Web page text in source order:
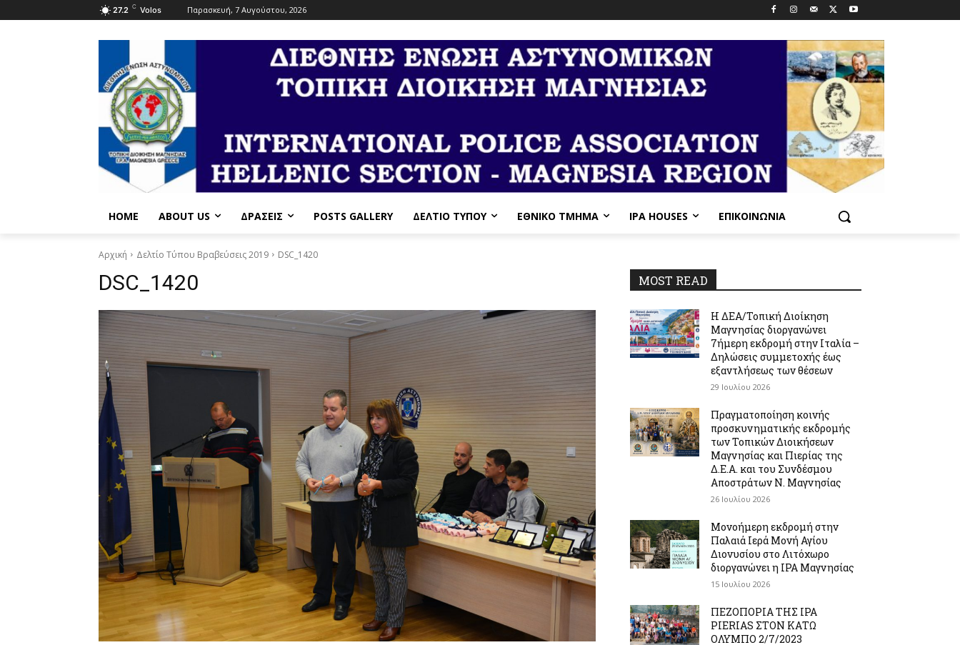
27.2 C Volos Παρασκευή, 7 Αυγούστου, 2026
HOME ABOUT US ΔΡΆΣΕΙΣ POSTS GALLERY ΔΕΛΤΙΟ ΤΥΠΟΥ ΕΘΝΙΚΌ ΤΜΉΜΑ IPA HOUSES ΕΠΙΚΟΙΝΩΝΊΑ
Αρχική Δελτίο Τύπου Βραβεύσεις 2019 DSC_1420
DSC_1420 MOST READ
Η ΔΕΑ/Τοπική Διοίκηση
Μαγνησίας διοργανώνει
7ήμερη εκδρομή στην Ιταλία –
Δηλώσεις συμμετοχής έως
εξαντλήσεως των θέσεων
29 Ιουλίου 2026
Πραγματοποίηση κοινής
προσκυνηματικής εκδρομής
των Τοπικών Διοικήσεων
Μαγνησίας και Πιερίας της
Δ.Ε.Α. και του Συνδέσμου
Αποστράτων Ν. Μαγνησίας
26 Ιουλίου 2026
Μονοήμερη εκδρομή στην
Παλαιά Ιερά Μονή Αγίου
Διονυσίου στο Λιτόχωρο
διοργανώνει η IPA Μαγνησίας
15 Ιουλίου 2026
ΠΕΖΟΠΟΡΙΑ ΤΗΣ IPA
PIERIAS ΣΤΟΝ ΚΑΤΩ
ΟΛΥΜΠΟ 2/7/2023